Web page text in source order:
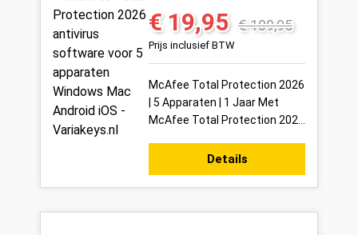
Verkoopprijs:
€ 19,95 Normale prijs:
€ 109,95
Prijs inclusief BTW
McAfee Total Protection 2026
| 5 Apparaten | 1 Jaar Met
McAfee Total Protection 2026
tegelijkertijd met één van de
meest ...
Details